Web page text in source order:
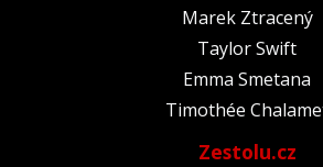
Marek Ztracený
Taylor Swift
Emma Smetana
Timothée
Zestolu.cz